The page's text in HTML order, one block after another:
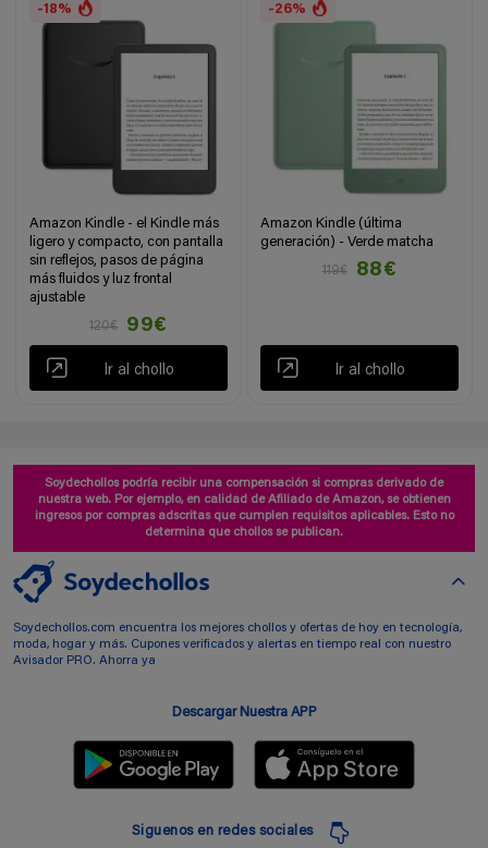
-18%
Amazon Kindle - el Kindle más
ligero y compacto, con pantalla
sin reflejos, pasos de página
más fluidos y luz frontal
ajustable
120€
99€
Ir al chollo
-26%
Amazon Kindle (última
generación) - Verde matcha
119€
88€
Ir al chollo
Soydechollos podría recibir una compensación si compras derivado de
nuestra web. Por ejemplo, en calidad de Afiliado de Amazon, se obtienen
ingresos por compras adscritas que cumplen requisitos aplicables. Esto no
determina que chollos se publican.
Soydechollos.com encuentra los mejores chollos y ofertas de hoy en tecnología,
moda, hogar y más. Cupones verificados y alertas en tiempo real con nuestro
Avisador PRO. Ahorra ya
Descargar Nuestra APP
Siguenos en redes sociales